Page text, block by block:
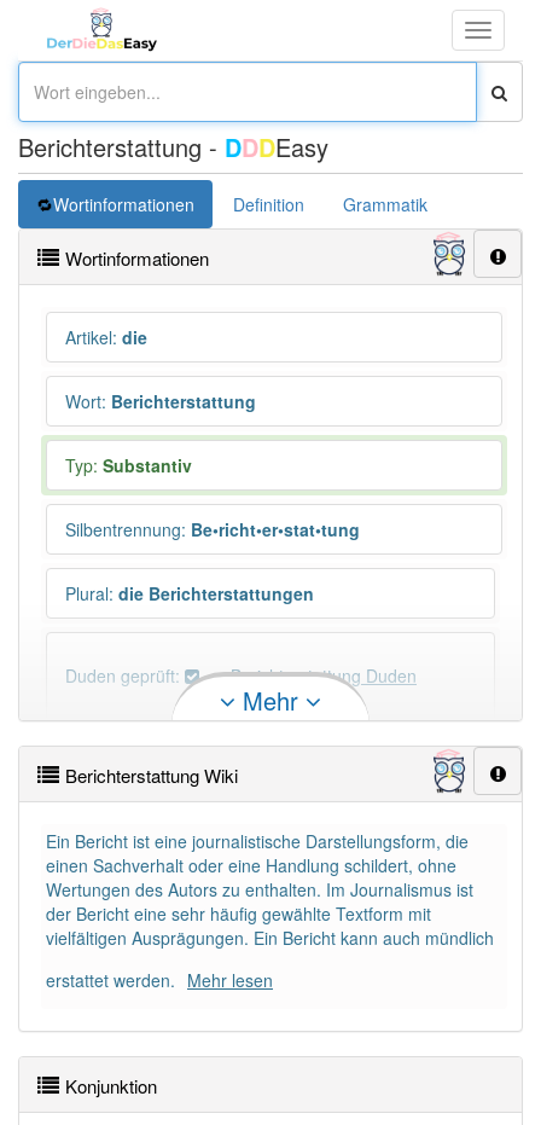
Toggle
Berichterstattung - DDDEasy
Wortinformationen Definition Grammatik
Wortinformationen
Artikel: die
Wort: Berichterstattung
Typ: Substantiv
Silbentrennung: Be•richt•er•stat•tung
Plural: die Berichterstattungen
Duden geprüft: Berichterstattung Duden
×
Wörter, die mit "-ung" enden, haben fast immer
DER:127Ausnahmen Beispiele
DIE:11 043
DAS: 2Ausnahmen
Mehr
Berichterstattung Wiki
Ein Bericht ist eine journalistische Darstellungsform, die
einen Sachverhalt oder eine Handlung schildert, ohne
Wertungen des Autors zu enthalten. Im Journalismus ist
der Bericht eine sehr häufig gewählte Textform mit
vielfältigen Ausprägungen. Ein Bericht kann auch mündlich
erstattet werden. Mehr lesen
Konjunktion